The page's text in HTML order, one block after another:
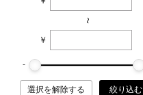
~
￥
選択を解除する 絞り込む